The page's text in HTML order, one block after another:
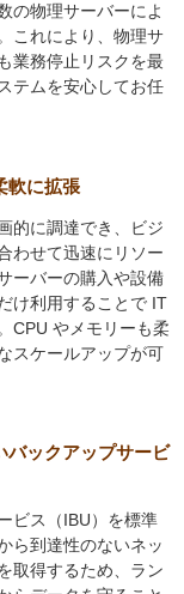
の物理サーバーによ
これにより、物理サ
業務停止リスクを最
テムを安心してお任
軟に拡張
的に調達でき、ビジ
わせて迅速にリソー
ーバーの購入や設備
け利用することで IT
CPU やメモリーも柔
スケールアップが可
バックアップサービ
ビス（IBU）を標準
ら到達性のないネッ
取得するため、ラン